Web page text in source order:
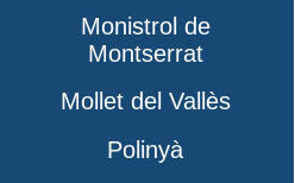
Monistrol de
Montserrat
Mollet del Vallès
Polinyà